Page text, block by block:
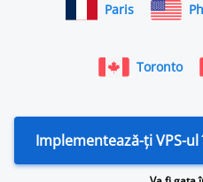
Paris
Toronto
Implementează-ți VPS-